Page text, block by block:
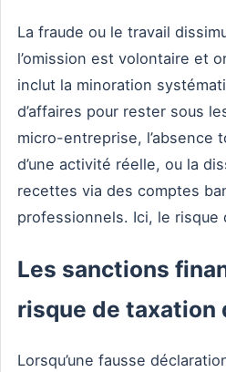
La fraude ou le travail
l’omission est volontaire et
inclut la minoration
d’affaires pour rester sous
micro-entreprise, l’absence
d’une activité réelle, ou la
recettes via des comptes
professionnels. Ici, le risque
Les sanctions
risque de taxation
Lorsqu’une fausse